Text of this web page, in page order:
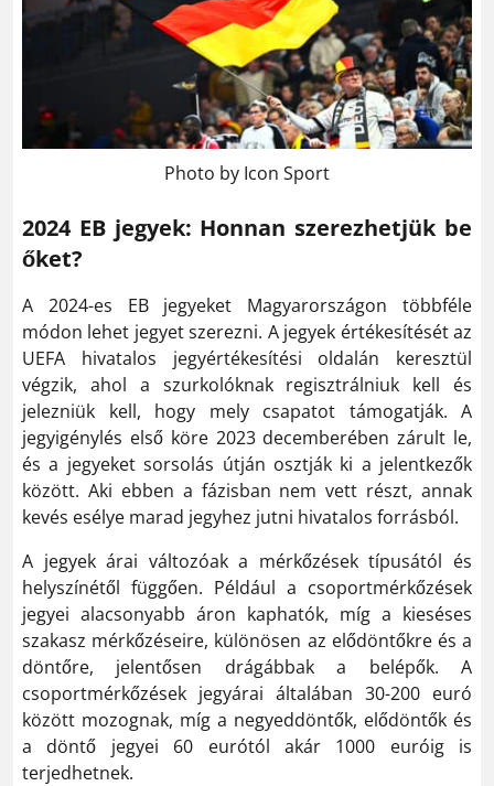
Photo by Icon Sport
2024 EB jegyek: Honnan szerezhetjük be
őket?
A 2024-es EB jegyeket Magyarországon többféle
módon lehet jegyet szerezni. A jegyek értékesítését az
UEFA hivatalos jegyértékesítési oldalán keresztül
végzik, ahol a szurkolóknak regisztrálniuk kell és
jelezniük kell, hogy mely csapatot támogatják. A
jegyigénylés első köre 2023 decemberében zárult le,
és a jegyeket sorsolás útján osztják ki a jelentkezők
között. Aki ebben a fázisban nem vett részt, annak
kevés esélye marad jegyhez jutni hivatalos forrásból.
A jegyek árai változóak a mérkőzések típusától és
helyszínétől függően. Például a csoportmérkőzések
jegyei alacsonyabb áron kaphatók, míg a kieséses
szakasz mérkőzéseire, különösen az elődöntőkre és a
döntőre, jelentősen drágábbak a belépők. A
csoportmérkőzések jegyárai általában 30-200 euró
között mozognak, míg a negyeddöntők, elődöntők és
a döntő jegyei 60 eurótól akár 1000 euróig is
terjedhetnek​.